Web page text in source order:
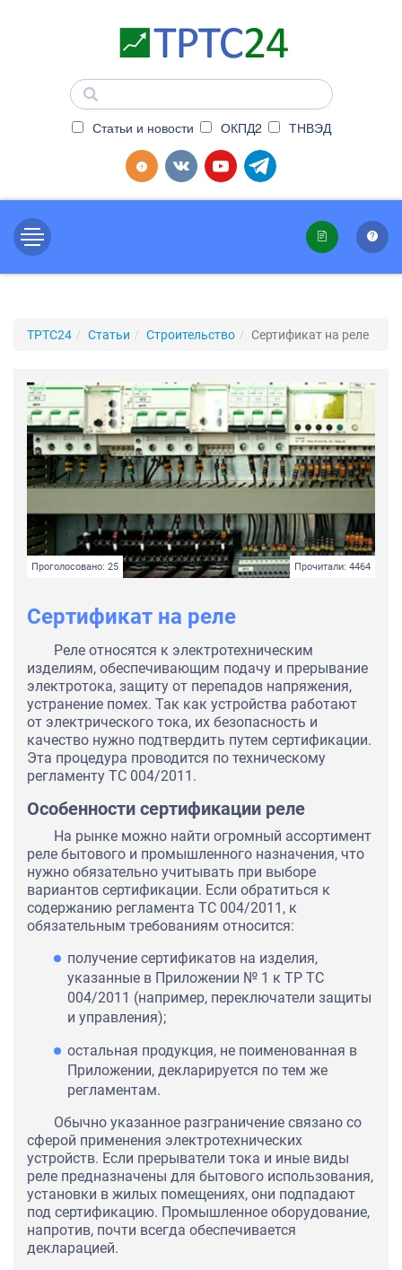
Статьи и новости ОКПД2 ТНВЭД
ТРТС24 Статьи Строительство Сертификат на реле
Проголосовано: 25 Прочитали: 4464
Сертификат на реле
Реле относятся к электротехническим
изделиям, обеспечивающим подачу и прерывание
электротока, защиту от перепадов напряжения,
устранение помех. Так как устройства работают
от электрического тока, их безопасность и
качество нужно подтвердить путем сертификации.
Эта процедура проводится по техническому
регламенту ТС 004/2011.
Особенности сертификации реле
На рынке можно найти огромный ассортимент
реле бытового и промышленного назначения, что
нужно обязательно учитывать при выборе
вариантов сертификации. Если обратиться к
содержанию регламента ТС 004/2011, к
обязательным требованиям относится:
получение сертификатов на изделия,
указанные в Приложении № 1 к ТР ТС
004/2011 (например, переключатели защиты
и управления);
остальная продукция, не поименованная в
Приложении, декларируется по тем же
регламентам.
Обычно указанное разграничение связано со
сферой применения электротехнических
устройств. Если прерыватели тока и иные виды
реле предназначены для бытового использования,
установки в жилых помещениях, они подпадают
под сертификацию. Промышленное оборудование,
напротив, почти всегда обеспечивается
декларацией.